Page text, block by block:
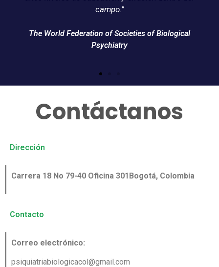
Contáctanos
Dirección
Carrera 18 No 79-40 Oficina 301 Bogotá, Colombia
Contacto
Correo electrónico:
psiquiatriabiologicacol@gmail.com